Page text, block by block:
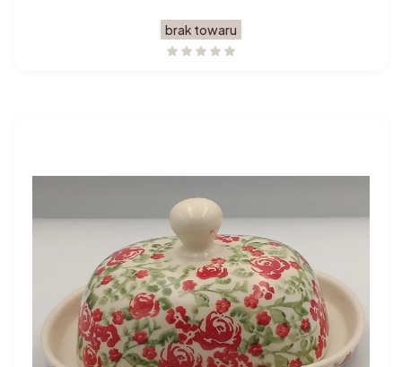
brak towaru